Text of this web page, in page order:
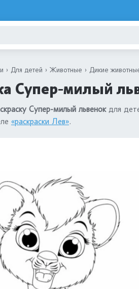
Для детей Животные Дикие
Супер-милый
Супер-милый львенокдля
«раскраски Лев».